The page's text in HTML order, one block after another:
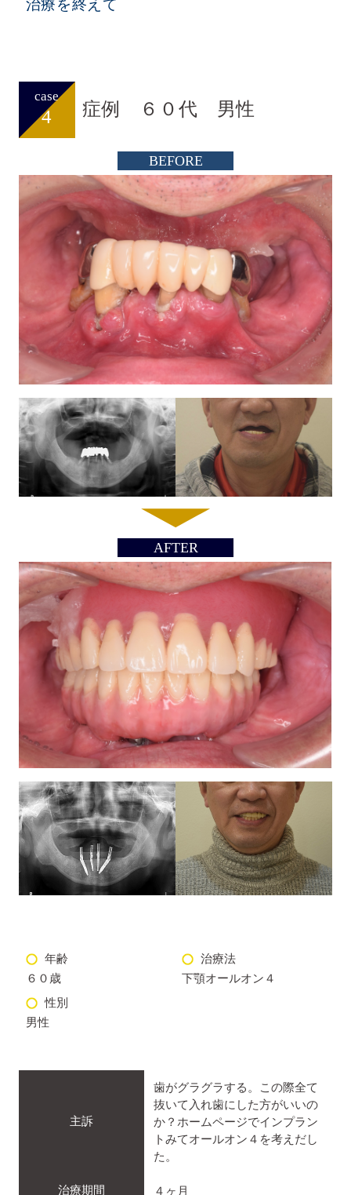
治療を終えて
case
4 症例 ６０代 男性
BEFORE
AFTER
年齢
６０歳
性別
男性
治療法
下顎オールオン４
主訴
歯がグラグラする。この際全て
抜いて入れ歯にした方がいいの
か？ホームページでインプラン
トみてオールオン４を考えだし
た。
治療期間 ４ヶ月